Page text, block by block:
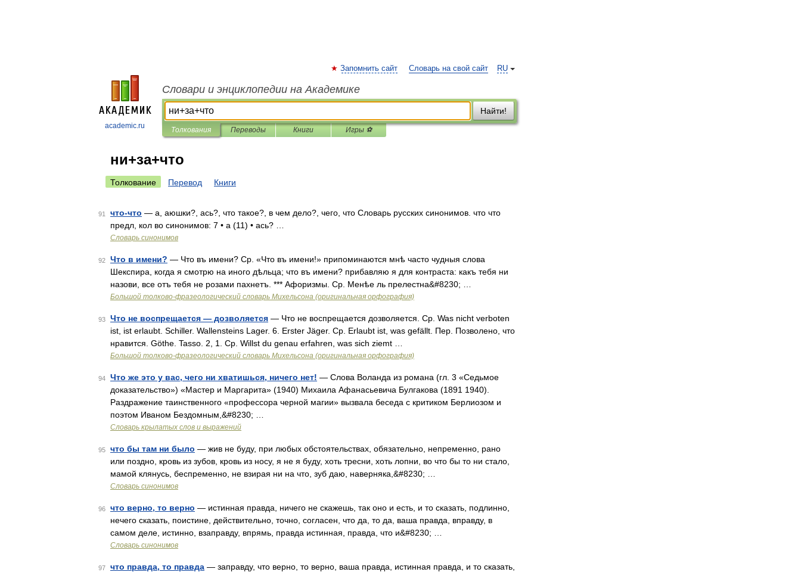
academic.ru
RU
Запомнить сайт Словарь на свой сайт
Словари и энциклопедии на Академике
Найти!
Толкования Переводы Книги Игры ⚽
ни+за+что
Толкование Перевод Книги
91 что-что — а, аюшки?, ась?, что такое?, в чем дело?, чего, что Словарь русских синонимов. что что
предл, кол во синонимов: 7 • а (11) • ась? …
Словарь синонимов
92 Что в имени? — Что въ имени? Ср. «Что въ имени!» припоминаются мнѣ часто чудныя слова
Шекспира, когда я смотрю на иного дѣльца; что въ имени? прибавляю я для контраста: какъ тебя ни
назови, все отъ тебя не розами пахнетъ. *** Афоризмы. Ср. Менѣе ль прелестна&#8230; …
Большой толково-фразеологический словарь Михельсона (оригинальная орфография)
93 Что не воспрещается — дозволяется — Что не воспрещается дозволяется. Ср. Was nicht verboten
ist, ist erlaubt. Schiller. Wallensteins Lager. 6. Erster Jäger. Ср. Erlaubt ist, was gefällt. Пер. Позволено, что
нравится. Göthe. Tasso. 2, 1. Ср. Willst du genau erfahren, was sich ziemt …
Большой толково-фразеологический словарь Михельсона (оригинальная орфография)
94 Что же это у вас, чего ни хватишься, ничего нет! — Слова Воланда из романа (гл. 3 «Седьмое
доказательство») «Мастер и Маргарита» (1940) Михаила Афанасьевича Булгакова (1891 1940).
Раздражение таинственного «профессора черной магии» вызвала беседа с критиком Берлиозом и
поэтом Иваном Бездомным,&#8230; …
Словарь крылатых слов и выражений
95 что бы там ни было — жив не буду, при любых обстоятельствах, обязательно, непременно, рано
или поздно, кровь из зубов, кровь из носу, я не я буду, хоть тресни, хоть лопни, во что бы то ни стало,
мамой клянусь, беспременно, не взирая ни на что, зуб даю, наверняка,&#8230; …
Словарь синонимов
96 что верно, то верно — истинная правда, ничего не скажешь, так оно и есть, и то сказать, подлинно,
нечего сказать, поистине, действительно, точно, согласен, что да, то да, ваша правда, вправду, в
самом деле, истинно, взаправду, впрямь, правда истинная, правда, что и&#8230; …
Словарь синонимов
97 что правда, то правда — заправду, что верно, то верно, ваша правда, истинная правда, и то сказать,